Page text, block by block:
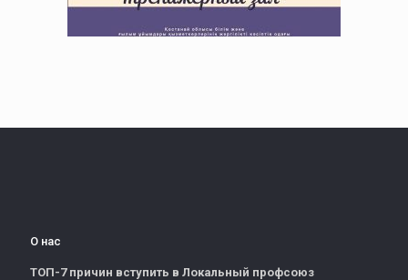
О нас
ТОП-7 причин вступить в Локальный профсоюз